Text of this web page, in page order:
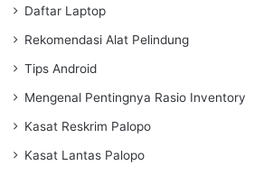
Daftar Laptop
Rekomendasi Alat Pelindung
Tips Android
Mengenal Pentingnya Rasio Inventory
Kasat Reskrim Palopo
Kasat Lantas Palopo